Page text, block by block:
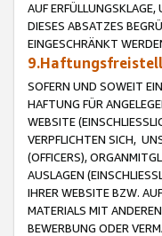
AUF
DIESES ABSATZES
EINGESCHRÄNKT
SOFERN UND SOWEIT
HAFTUNG FÜR
WEBSITE
VERPFLICHTEN SICH,
(OFFICERS),
AUSLAGEN
IHRER WEBSITE BZW.
MATERIALS MIT
BEWERBUNG ODER